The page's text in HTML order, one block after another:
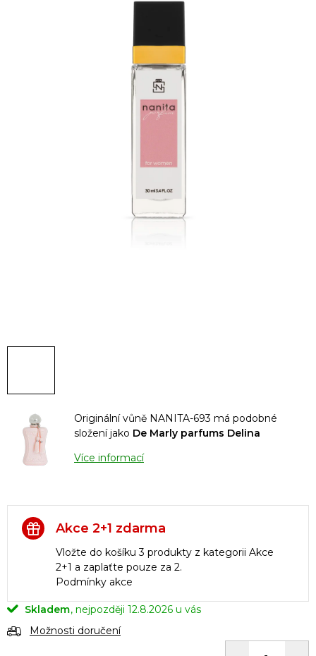
Originální vůně NANITA-693 má podobné
složení jako De Marly parfums Delina
Více informací
Akce 2+1 zdarma
Vložte do košíku 3 produkty z kategorii Akce
2+1 a zaplaťte pouze za 2.
Podmínky akce
Skladem
12.8.2026
Možnosti doručení